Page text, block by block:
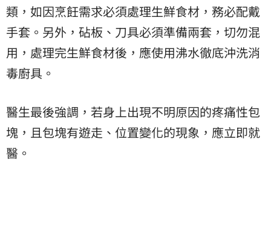
類，如因烹飪需求必須處理生鮮食材，務必配戴
手套。另外，砧板、刀具必須準備兩套，切勿混
用，處理完生鮮食材後，應使用沸水徹底沖洗消
毒廚具。
醫生最後強調，若身上出現不明原因的疼痛性包
塊，且包塊有遊走、位置變化的現象，應立即就
醫。